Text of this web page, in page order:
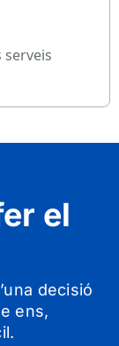
serveis
el
decisió
ens,